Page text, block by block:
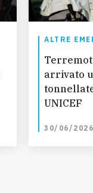
ALTRE
arrivato
UNICEF
30/06/2026